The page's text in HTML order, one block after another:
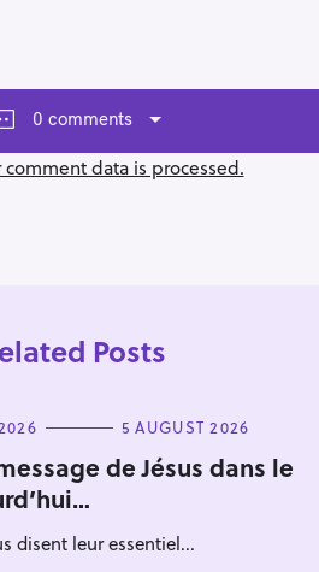
0 comments
comment data is processed.
Posts
5 AUGUST 2026
de Jésus dans le
disent leur essentiel...